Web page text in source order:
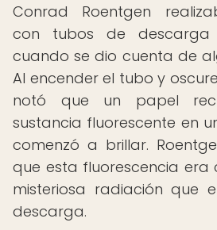
Conrad Roentgen
con tubos de
cuando se dio cuenta de
Al encender el tubo y
notó que un papel
sustancia fluorescente en
comenzó a brillar.
que esta fluorescencia
misteriosa radiación que
descarga.